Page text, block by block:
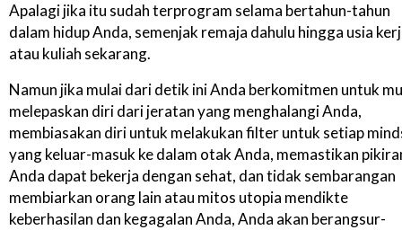
Apalagi jika itu sudah terprogram selama bertahun-tahun
dalam hidup Anda, semenjak remaja dahulu hingga usia
atau kuliah sekarang.
Namun jika mulai dari detik ini Anda berkomitmen untuk
melepaskan diri dari jeratan yang menghalangi Anda,
membiasakan diri untuk melakukan filter untuk setiap
yang keluar-masuk ke dalam otak Anda, memastikan
Anda dapat bekerja dengan sehat, dan tidak sembarangan
membiarkan orang lain atau mitos utopia mendikte
keberhasilan dan kegagalan Anda, Anda akan berangsur-